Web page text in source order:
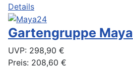
Details
Gartengruppe Maya
UVP: 298,90 €
Preis: 208,60 €